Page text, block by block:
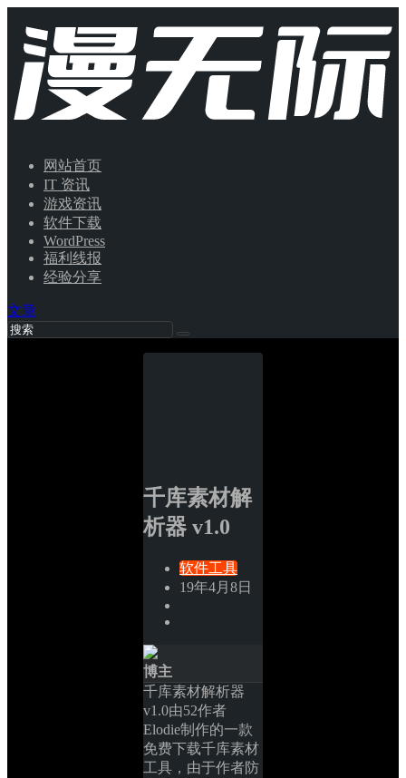
网站首页
IT 资讯
游戏资讯
软件下载
WordPress
福利线报
经验分享
文章
千库素材解
析器 v1.0
软件工具
19年4月8日
博主
千库素材解析器
v1.0由52作者
Elodie制作的一款
免费下载千库素材
工具，由于作者防